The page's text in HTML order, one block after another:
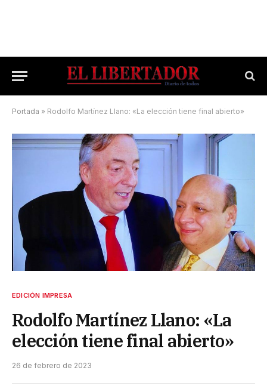
Portada » Rodolfo Martínez Llano: «La elección tiene final abierto»
EDICIÓN IMPRESA
Rodolfo Martínez Llano: «La
elección tiene final abierto»
26 de febrero de 2023